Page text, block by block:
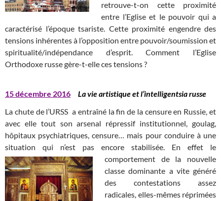
retrouve-t-on cette proximité
entre l’Eglise et le pouvoir qui a
caractérisé l’époque tsariste. Cette proximité engendre des
tensions inhérentes à l’opposition entre pouvoir/soumission et
spiritualité/indépendance d’esprit. Comment l’Eglise
Orthodoxe russe gère-t-elle ces tensions ?
15 décembre 2016
La vie artistique et l’intelligentsia russe
La chute de l’URSS a entraîné la fin de la censure en Russie, et
avec elle tout son arsenal répressif institutionnel, goulag,
hôpitaux psychiatriques, censure… mais pour conduire à une
situation qui n’est pas encore stabilisée. En effet le
comportement de la nouvelle
classe dominante a vite généré
des contestations assez
radicales, elles-mêmes réprimées